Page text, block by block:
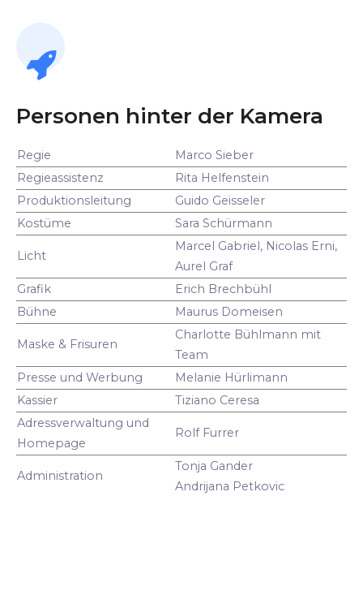
Personen hinter der Kamera
Regie
Marco Sieber
Regieassistenz
Rita Helfenstein
Produktionsleitung
Guido Geisseler
Kostüme
Sara Schürmann
Licht
Marcel Gabriel, Nicolas Erni,
Aurel Graf
Grafik
Erich Brechbühl
Bühne
Maurus Domeisen
Maske & Frisuren
Charlotte Bühlmann mit
Team
Presse und Werbung
Melanie Hürlimann
Kassier
Tiziano Ceresa
Adressverwaltung und
Homepage
Rolf Furrer
Administration
Tonja Gander
Andrijana Petkovic